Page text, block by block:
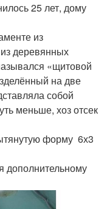
25 лет, дому
из
деревянных
«щитовой
на две
собой
меньше, хоз отсек
форму 6х3
дополнительному